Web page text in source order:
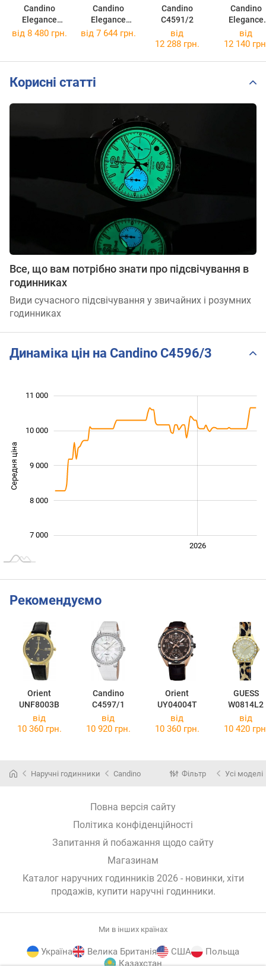
Candino
Elegance
C4670/3
Candino
Elegance
C4777/2
Candino
C4591/2
Candino
Elegance
C4776/6
від 8 480 грн. від 7 644 грн.
від
12 288 грн.
від
12 140
Корисні статті
Все, що вам потрібно знати про підсвічування в
годинниках
Види сучасного підсвічування у звичайних і розумних
годинниках
Динаміка цін на Candino C4596/3
Середня ціна 10 000
7 000
8 000
9 000
10 000
11 000
2026
Рекомендуємо
Orient
UNF8003B
Candino
C4597/1
Orient
UY04004T
GUESS
W0814L2
від
10 360 грн.
від
10 920 грн.
від
10 360 грн.
від
10 420
Наручні годинники Candino Фільтр Усі моделі
Повна версія сайту
Політика конфіденційності
Запитання й побажання щодо сайту
Магазинам
Каталог наручних годинників 2026 - новинки, хіти
продажів, купити наручні годинники.
Ми в інших країнах
Україна Велика Британія США
Польща
Казахстан